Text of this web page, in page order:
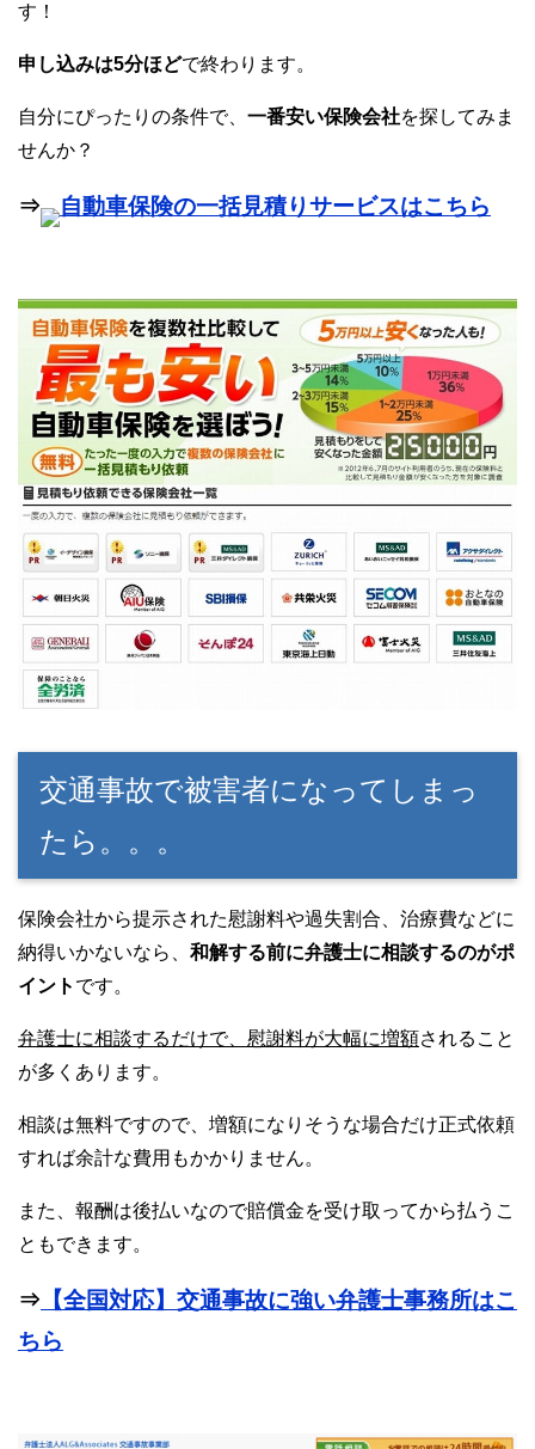
す！
申し込みは5分ほどで終わります。
自分にぴったりの条件で、 一番安い保険会社を探してみま
せんか？
⇒ 自動車保険の一括見積りサービスはこちら
交通事故で被害者になってしまっ
たら。。。
保険会社から提示された慰謝料や過失割合、治療費などに
納得いかないなら、 和解する前に弁護士に相談するのがポ
イント です。
弁護士に相談するだけで、慰謝料が大幅に増額されること
が多くあります。
相談は無料ですので、増額になりそうな場合だけ正式依頼
すれば余計な費用もかかりません。
また、報酬は後払いなので賠償金を受け取ってから払うこ
ともできます。
⇒ 【全国対応】交通事故に強い弁護士事務所はこ
ちら